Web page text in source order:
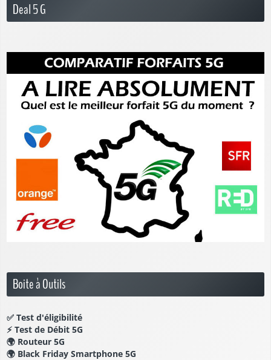
Deal 5 G
Boite à Outils
✅ Test d'éligibilité
⚡ Test de Débit 5G
🌍 Routeur 5G
🌍 Black Friday Smartphone 5G